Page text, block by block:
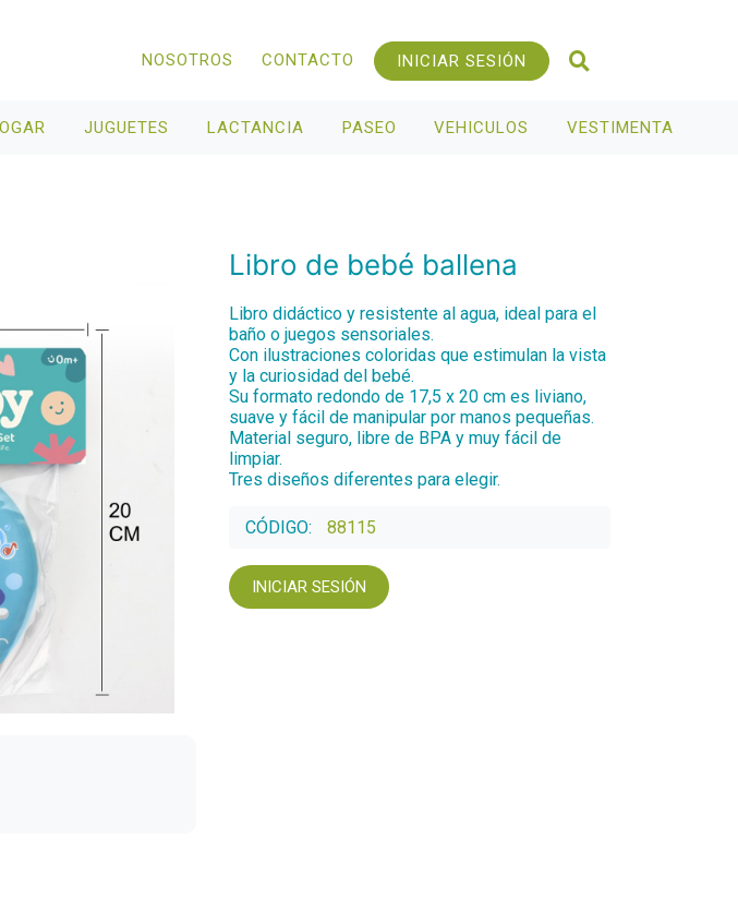
NOSOTROS CONTACTO INICIAR SESIÓN
JUGUETES LACTANCIA PASEO VEHICULOS VESTIMENTA
Libro de bebé ballena
Libro didáctico y resistente al agua, ideal para el
baño o juegos sensoriales.
Con ilustraciones coloridas que estimulan la vista
y la curiosidad del bebé.
Su formato redondo de 17,5 x 20 cm es liviano,
suave y fácil de manipular por manos pequeñas.
Material seguro, libre de BPA y muy fácil de
limpiar.
Tres diseños diferentes para elegir.
CÓDIGO: 88115
INICIAR SESIÓN